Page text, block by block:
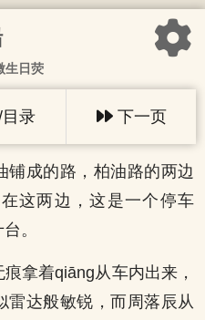
生日荧
录 下一页
铺成的路，柏油路的两边
这两边，这是一个停车
。
拿着qiāng从车内出来，
雷达般敏锐，而周落辰从